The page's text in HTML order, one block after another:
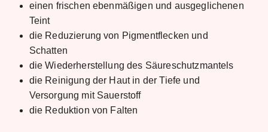
einen frischen ebenmäßigen und ausgeglichenen
Teint
die Reduzierung von Pigmentflecken und
Schatten
die Wiederherstellung des Säureschutzmantels
die Reinigung der Haut in der Tiefe und
Versorgung mit Sauerstoff
die Reduktion von Falten